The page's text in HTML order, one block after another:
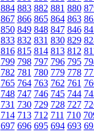
884 883 882 881 880
867 866 865 864 863
850 849 848 847 846
833 832 831 830 829
816 815 814 813 812
799 798 797 796 795
782 781 780 779 778
765 764 763 762 761
748 747 746 745 744
731 730 729 728 727
714 713 712 711 710
697 696 695 694 693